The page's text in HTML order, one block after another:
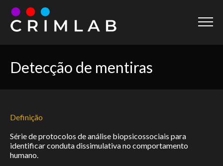
Home
Dictionary
Detecção de mentiras
Definição
Série de protocolos de análise biopsicossociais para
identificar conduta dissimulativa no comportamento
humano.